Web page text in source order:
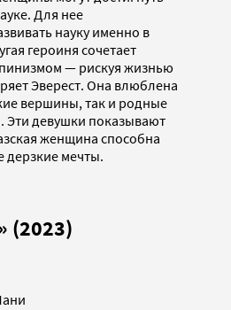
Для нее
науку именно в
героиня сочетает
— рискуя жизнью
Эверест. Она влюблена
вершины, так и родные
Эти девушки показывают
женщина способна
дерзкие мечты.
(2023)